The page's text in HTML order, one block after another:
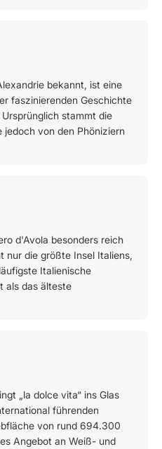
bekannt, ist eine
faszinierenden Geschichte
stammt die
jedoch von den Phöniziern
d'Avola besonders reich
nur die größte Insel Italiens,
Italienische
als das älteste
„la dolce vita“ ins Glas
führenden
von rund 694.300
Angebot an Weiß- und